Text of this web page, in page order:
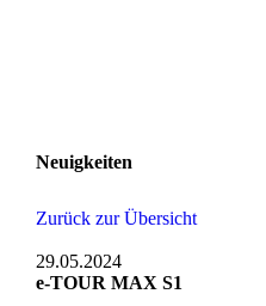
Neuigkeiten
Zurück zur Übersicht
29.05.2024
e-TOUR MAX S1